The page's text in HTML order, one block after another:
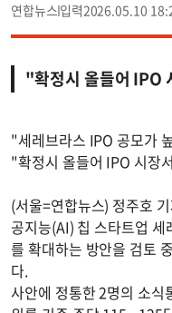
연합뉴스 2026.05.10
"확정시 올들어 IPO
"세레브라스 IPO 공모가
"확정시 올들어 IPO 시장
(서울=연합뉴스) 정주호
공지능(AI) 칩 스타트업
를 확대하는 방안을 검토
다.
사안에 정통한 2명의 소식